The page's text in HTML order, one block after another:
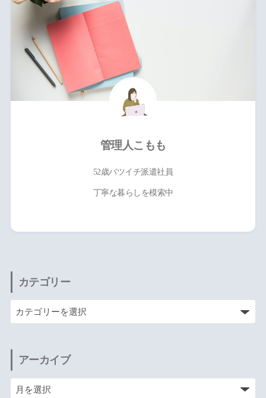
管理人こもも
52歳バツイチ派遣社員
丁寧な暮らしを模索中
カテゴリー
アーカイブ